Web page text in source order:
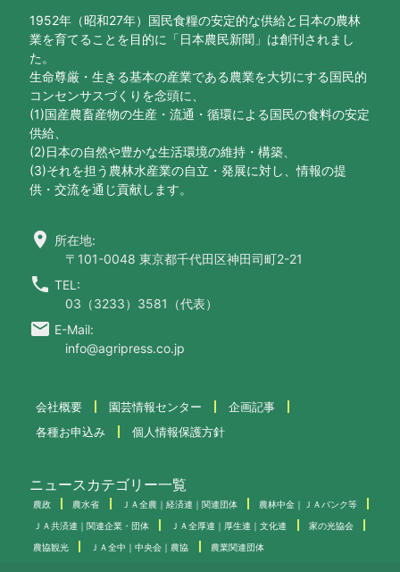
1952年（昭和27年）国民食糧の安定的な供給と日本の農林
業を育てることを目的に「日本農民新聞」は創刊されまし
た。
生命尊厳・生きる基本の産業である農業を大切にする国民的
コンセンサスづくりを念頭に、
(1)国産農畜産物の生産・流通・循環による国民の食料の安定
供給、
(2)日本の自然や豊かな生活環境の維持・構築、
(3)それを担う農林水産業の自立・発展に対し、情報の提
供・交流を通じ貢献します。
location_on 所在地:
〒101-0048 東京都千代田区神田司町2-21
call TEL:
03（3233）3581（代表）
email E-Mail:
info@agripress.co.jp
会社概要 園芸情報センター
企画記事
各種お申込み
個人情報保護方針
ニュースカテゴリー一覧
農政 農水省 ＪＡ全農｜経済連｜関連団体 農林中金｜ＪＡバンク等
ＪＡ共済連｜関連企業・団体 ＪＡ全厚連｜厚生連｜文化連 家の光協会
農協観光 ＪＡ全中｜中央会｜農協 農業関連団体